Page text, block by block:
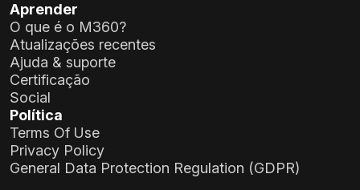
Aprender
O que é o M360?
Atualizações recentes
Ajuda & suporte
Certificação
Social
Política
Terms Of Use
Privacy Policy
General Data Protection Regulation (GDPR)